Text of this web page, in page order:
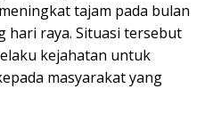
tajam pada bulan
hari raya. Situasi tersebut
kejahatan untuk
masyarakat yang